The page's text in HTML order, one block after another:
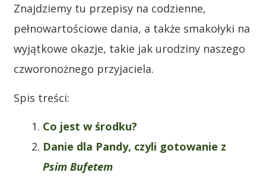
Znajdziemy tu przepisy na codzienne,
pełnowartościowe dania, a także smakołyki na
wyjątkowe okazje, takie jak urodziny naszego
czworonożnego przyjaciela.
Spis treści:
Co jest w środku?
Danie dla Pandy, czyli gotowanie z
Psim Bufetem